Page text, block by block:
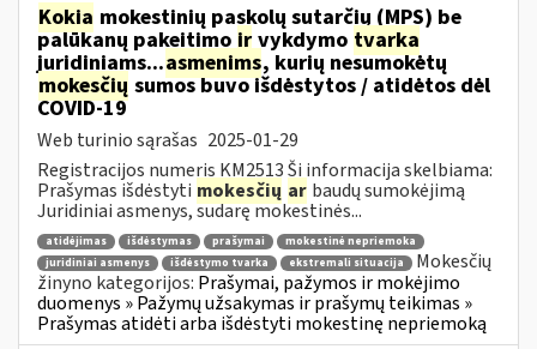
Kokia mokestinių paskolų sutarčių (MPS) be
palūkanų pakeitimo ir vykdymo tvarka
juridiniams...asmenims, kurių nesumokėtų
mokesčių sumos buvo išdėstytos / atidėtos dėl
COVID-19
Web turinio sąrašas 2025-01-29
Registracijos numeris KM2513 Ši informacija skelbiama:
Prašymas išdėstyti mokesčių ar baudų sumokėjimą
Juridiniai asmenys, sudarę mokestinės...
atidėjimas išdėstymas prašymai
mokestinė nepriemoka
juridiniai asmenys
išdėstymo tvarka ekstremali situacija
Mokesčių
žinyno kategorijos: Prašymai, pažymos ir mokėjimo
duomenys » Pažymų užsakymas ir prašymų teikimas »
Prašymas atidėti arba išdėstyti mokestinę nepriemoką